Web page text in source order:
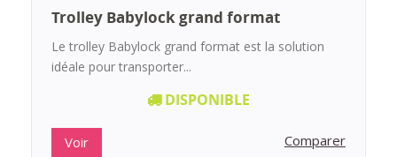
Trolley Babylock grand format
Le trolley Babylock grand format est la solution
idéale pour transporter...
DISPONIBLE
Voir Comparer